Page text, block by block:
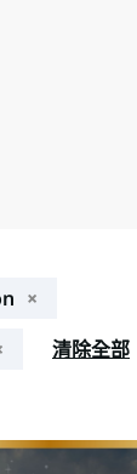
×
清除全部